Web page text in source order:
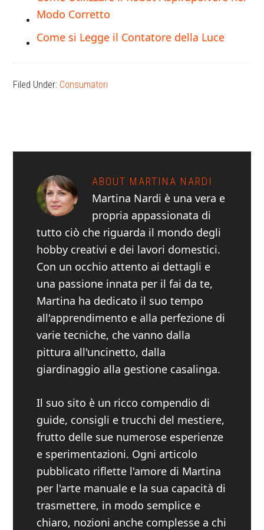
Modo Corretto
Come si Legge il Contatore della Luce
Filed Under: Consumatori
ABOUT MARTINA NARDI
Martina Nardi è una vera e
propria appassionata di
tutto ciò che riguarda il mondo degli
hobby creativi e dei lavori domestici.
Con un occhio attento ai dettagli e
una passione innata per il fai da te,
Martina ha dedicato il suo tempo
all'apprendimento e alla perfezione di
varie tecniche, che vanno dalla
pittura all'uncinetto, dalla
giardinaggio alla gestione casalinga.
Il suo sito è un ricco compendio di
guide, consigli e trucchi del mestiere,
frutto delle sue numerose esperienze
e sperimentazioni. Ogni articolo
pubblicato riflette l'amore di Martina
per l'arte manuale e la sua capacità di
trasmettere, in modo semplice e
chiaro, nozioni anche complesse a chi